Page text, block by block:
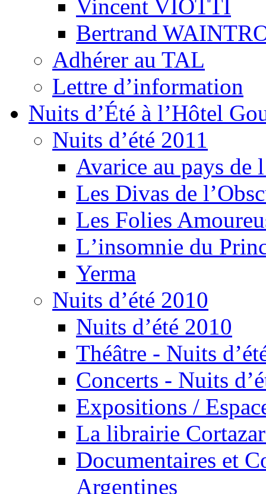
Vincent VIOTTI
Bertrand
Adhérer au TAL
Lettre d’information
Nuits d’Été à l’Hôtel
Nuits d’été 2011
Avarice au pays de
Les Divas de
Les Folies
Lʼinsomnie du
Yerma
Nuits d’été 2010
Nuits d’été 2010
Théâtre - Nuits
Concerts - Nuits
Expositions /
La librairie
Documentaires et
Argentines